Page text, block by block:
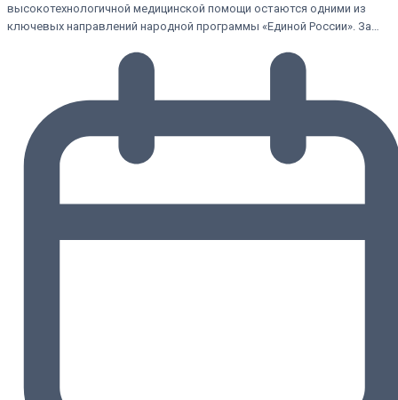
высокотехнологичной медицинской помощи остаются одними из
ключевых направлений народной программы «Единой России». За…